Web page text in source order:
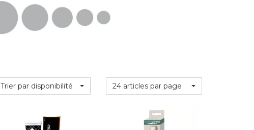
Trier par disponibilité 24 articles par page